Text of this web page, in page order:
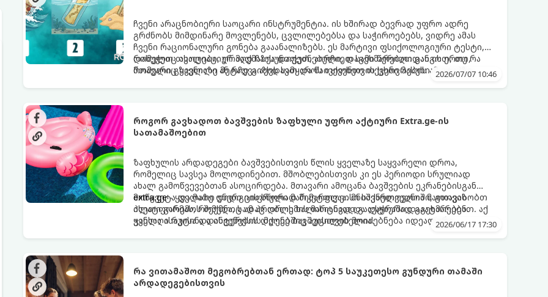
ჩვენი არაცნობიერი საოცარი ინსტრუმენტია. ის ხშირად ბევრად უფრო ადრე
გრძნობს მიმდინარე მოვლენებს, ცვლილებებსა და საჭიროებებს, ვიდრე ამას
ჩვენი რაციონალური გონება გააანალიზებს. ეს მარტივი ფსიქოლოგიური ტესტი,
რომელიც ასოციაციურ აღქმაზეა დაფუძნებული, დაგეხმარებათ გაიგოთ, თუ რა
მთავარი გზავნილი ან რჩევა აქვს სამყაროს თქვენთვის ცხოვრების ამ ეტაპზე.
დახუჭეთ თვალები, ღრმად ჩაისუნთქეთ, აირჩიეთ სამი წერილიდან ის ერთი,
რომელიც ყველაზე მეტად გიზიდავთ და წაიკითხეთ თქვენი პასუხი. 2026/07/07 10:46
როგორ გავხადოთ ბავშვების ზაფხული უფრო აქტიური Extra.ge-ის
სათამაშოებით
ზაფხულის არდადეგები ბავშვებისთვის წლის ყველაზე საყვარელი დროა,
რომელიც სავსეა მოლოდინებით. მშობლებისთვის კი ეს პერიოდი სრულიად
ახალ გამოწვევებთან ასოცირდება. მთავარი ამოცანა ბავშვების ეკრანებისგან
მოწყვეტა და მათი ენერგიის სწორად მიმართვაა. მნიშვნელოვანია მათთვის
ისეთი გარემოს შექმნა, სადაც დროს ხალისიანად და აქტიურად გაატარებენ.
ჯანსაღი რუტინა დასვენების დღეებშიც აუცილებელია.
extra.ge- ყველაზე დიდი ციფრული მარკეტფლეისი საქართველოში, გთავაზობთ
პლატფორმას, რომელიც ამ პრობლემის მარტივად გადაჭრაში დაგეხმარებათ. აქ
ყველა ასაკისა და ინტერესის მქონე ბავშვისთვის მოიძებნება იდეალური2026/06/17 17:30
რა ვითამაშოთ მეგობრებთან ერთად: ტოპ 5 საუკეთესო გუნდური თამაში
არდადეგებისთვის